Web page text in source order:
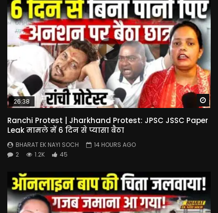
26:38
Ranchi Protest | Jharkhand Protest: JPSC JSSC Paper
Leak मामले में 6 दिन से प्यासा बैठा
BHARAT EK NAYI SOCH
14 HOURS AGO
2
1.2K 45